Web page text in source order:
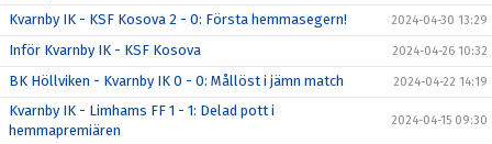
Kvarnby IK - KSF Kosova 2 - 0: Första hemmasegern! 2024-04-30 13:29
Inför Kvarnby IK - KSF Kosova 2024-04-26 10:32
BK Höllviken - Kvarnby IK 0 - 0: Mållöst i jämn match 2024-04-22 14:19
Kvarnby IK - Limhams FF 1 - 1: Delad pott i
hemmapremiären
2024-04-15 09:30